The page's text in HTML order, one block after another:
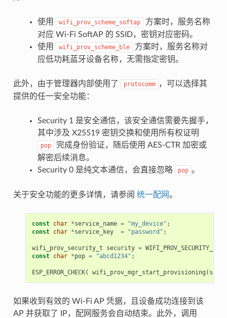
使用 wifi_prov_scheme_softap
方案时，服务名称
对应 Wi-Fi SoftAP 的 SSID，密钥对应密码。
使用
wifi_prov_scheme_ble
方案时，服务名称对
应低功耗蓝牙设备名称，无需指定密钥。
此外，由于管理器内部使用了 protocomm ，可以选择其
提供的任一安全功能：
Security 1 是安全通信，该安全通信需要先握手，
其中涉及 X25519 密钥交换和使用所有权证明
pop
完成身份验证，随后使用 AES-CTR 加密或
解密后续消息。
Security 0 是纯文本通信，会直接忽略
pop 。
关于安全功能的更多详情，请参阅 统一配网。
const char *service_name = "my_device" ;
const char *service_key = "password" ;
wifi_prov_security_t security = WIFI_PROV_SECURITY_1
const char *pop = "abcd1234" ;
ESP_ERROR_CHECK( wifi_prov_mgr_start_provisioning (
如果收到有效的 Wi-Fi AP 凭据，且设备成功连接到该
AP 并获取了 IP，配网服务会自动结束。此外，调用